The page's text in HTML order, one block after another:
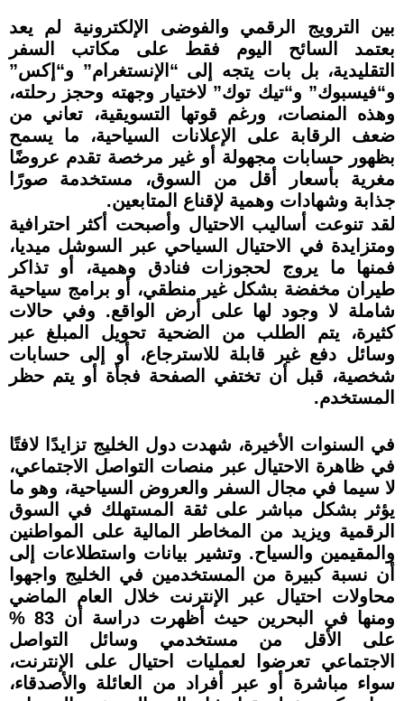
بين الترويج الرقمي والفوضى الإلكترونية لم يعد
بعتمد السائح اليوم فقط على مكاتب السفر
التقليدية، بل بات يتجه إلى “الإنستغرام” و“إكس”
و“فيسبوك” و“تيك توك” لاختيار وجهته وحجز رحلته،
وهذه المنصات، ورغم قوتها التسويقية، تعاني من
ضعف الرقابة على الإعلانات السياحية، ما يسمح
بظهور حسابات مجهولة أو غير مرخصة تقدم عروضًا
مغرية بأسعار أقل من السوق، مستخدمة صورًا
جذابة وشهادات وهمية لإقناع المتابعين.
لقد تنوعت أساليب الاحتيال وأصبحت أكثر احترافية
ومتزايدة في الاحتيال السياحي عبر السوشل ميديا،
فمنها ما يروج لحجوزات فنادق وهمية، أو تذاكر
طيران مخفضة بشكل غير منطقي، أو برامج سياحية
شاملة لا وجود لها على أرض الواقع. وفي حالات
كثيرة، يتم الطلب من الضحية تحويل المبلغ عبر
وسائل دفع غير قابلة للاسترجاع، أو إلى حسابات
شخصية، قبل أن تختفي الصفحة فجأة أو يتم حظر
المستخدم.
في السنوات الأخيرة، شهدت دول الخليج تزايدًا لافتًا
في ظاهرة الاحتيال عبر منصات التواصل الاجتماعي،
لا سيما في مجال السفر والعروض السياحية، وهو ما
يؤثر بشكل مباشر على ثقة المستهلك في السوق
الرقمية ويزيد من المخاطر المالية على المواطنين
والمقيمين والسياح. وتشير بيانات واستطلاعات إلى
أن نسبة كبيرة من المستخدمين في الخليج واجهوا
محاولات احتيال عبر الإنترنت خلال العام الماضي
ومنها في البحرين حيث أظهرت دراسة أن 83 %
على الأقل من مستخدمي وسائل التواصل
الاجتماعي تعرضوا لعمليات احتيال على الإنترنت،
سواء مباشرة أو عبر أفراد من العائلة والأصدقاء،